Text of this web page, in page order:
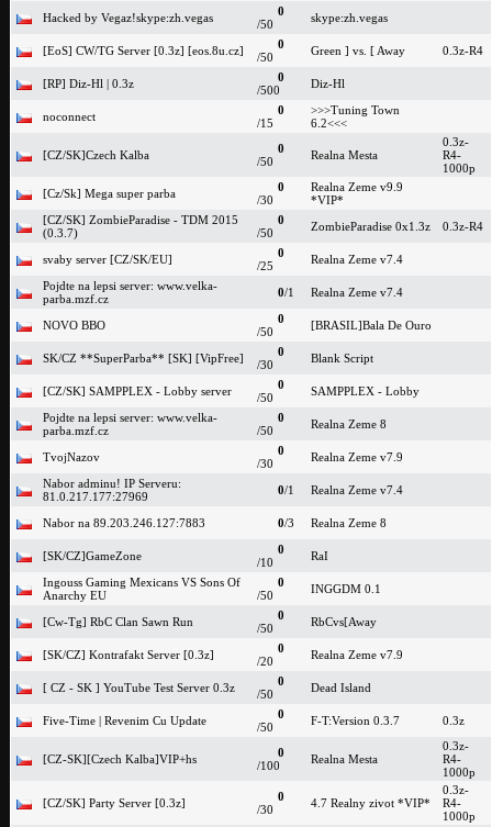
Hacked by Vegaz!skype:zh.vegas
0
/50
skype:zh.vegas
[EoS] CW/TG Server [0.3z] [eos.8u.cz]
0
/50
Green ] vs. [ Away 0.3z-R4
[RP] Diz-Hl | 0.3z
0
/500
Diz-Hl
noconnect
0
/15
>>>Tuning Town
6.2<<<
[CZ/SK]Czech Kalba
0
/50
Realna Mesta
0.3z-
R4-
1000p
[Cz/Sk] Mega super parba
0
/30
Realna Zeme v9.9
*VIP*
[CZ/SK] ZombieParadise - TDM 2015
(0.3.7)
0
/50
ZombieParadise 0x1.3z 0.3z-R4
svaby server [CZ/SK/EU]
0
/25
Realna Zeme v7.4
Pojdte na lepsi server: www.velka-
parba.mzf.cz
0/1 Realna Zeme v7.4
NOVO BBO
0
/50
[BRASIL]Bala De Ouro
SK/CZ **SuperParba** [SK] [VipFree]
0
/30
Blank Script
[CZ/SK] SAMPPLEX - Lobby server
0
/50
SAMPPLEX - Lobby
Pojdte na lepsi server: www.velka-
parba.mzf.cz
0
/50
Realna Zeme 8
TvojNazov
0
/30
Realna Zeme v7.9
Nabor adminu! IP Serveru:
81.0.217.177:27969
0/1 Realna Zeme v7.4
Nabor na 89.203.246.127:7883 0/3 Realna Zeme 8
[SK/CZ]GameZone
0
/10
RaI
Ingouss Gaming Mexicans VS Sons Of
Anarchy EU
0
/50
INGGDM 0.1
[Cw-Tg] RbC Clan Sawn Run
0
/50
RbCvs[Away
[SK/CZ] Kontrafakt Server [0.3z]
0
/20
Realna Zeme v7.9
[ CZ - SK ] YouTube Test Server 0.3z
0
/50
Dead Island
Five-Time | Revenim Cu Update
0
/50
F-T:Version 0.3.7 0.3z
[CZ-SK][Czech Kalba]VIP+hs
0
/100
Realna Mesta
0.3z-
R4-
1000p
[CZ/SK] Party Server [0.3z]
0
/30
4.7 Realny zivot *VIP*
0.3z-
R4-
1000p